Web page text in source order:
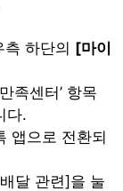
측 하단의 [마이
족센터’ 항목
다.
앱으로 전환되
달 관련]을 눌